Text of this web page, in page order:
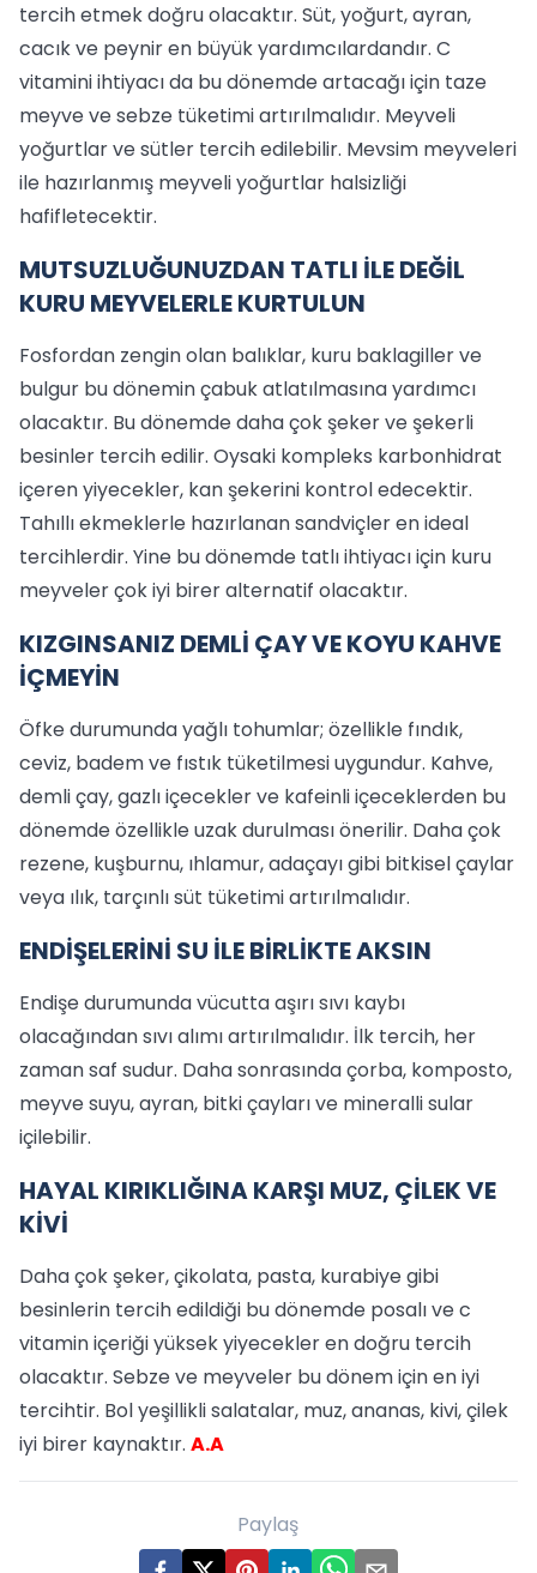
tercih etmek doğru olacaktır. Süt, yoğurt, ayran,
cacık ve peynir en büyük yardımcılardandır. C
vitamini ihtiyacı da bu dönemde artacağı için taze
meyve ve sebze tüketimi artırılmalıdır. Meyveli
yoğurtlar ve sütler tercih edilebilir. Mevsim meyveleri
ile hazırlanmış meyveli yoğurtlar halsizliği
hafifletecektir.
MUTSUZLUĞUNUZDAN TATLI İLE DEĞİL
KURU MEYVELERLE KURTULUN
Fosfordan zengin olan balıklar, kuru baklagiller ve
bulgur bu dönemin çabuk atlatılmasına yardımcı
olacaktır. Bu dönemde daha çok şeker ve şekerli
besinler tercih edilir. Oysaki kompleks karbonhidrat
içeren yiyecekler, kan şekerini kontrol edecektir.
Tahıllı ekmeklerle hazırlanan sandviçler en ideal
tercihlerdir. Yine bu dönemde tatlı ihtiyacı için kuru
meyveler çok iyi birer alternatif olacaktır.
KIZGINSANIZ DEMLİ ÇAY VE KOYU KAHVE
İÇMEYİN
Öfke durumunda yağlı tohumlar; özellikle fındık,
ceviz, badem ve fıstık tüketilmesi uygundur. Kahve,
demli çay, gazlı içecekler ve kafeinli içeceklerden bu
dönemde özellikle uzak durulması önerilir. Daha çok
rezene, kuşburnu, ıhlamur, adaçayı gibi bitkisel çaylar
veya ılık, tarçınlı süt tüketimi artırılmalıdır.
ENDİŞELERİNİ SU İLE BİRLİKTE AKSIN
Endişe durumunda vücutta aşırı sıvı kaybı
olacağından sıvı alımı artırılmalıdır. İlk tercih, her
zaman saf sudur. Daha sonrasında çorba, komposto,
meyve suyu, ayran, bitki çayları ve mineralli sular
içilebilir.
HAYAL KIRIKLIĞINA KARŞI MUZ, ÇİLEK VE
KİVİ
Daha çok şeker, çikolata, pasta, kurabiye gibi
besinlerin tercih edildiği bu dönemde posalı ve c
vitamin içeriği yüksek yiyecekler en doğru tercih
olacaktır. Sebze ve meyveler bu dönem için en iyi
tercihtir. Bol yeşillikli salatalar, muz, ananas, kivi, çilek
iyi birer kaynaktır. A.A
Paylaş